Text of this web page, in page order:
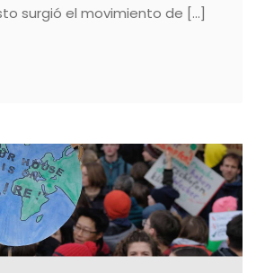
surgió el movimiento de […]